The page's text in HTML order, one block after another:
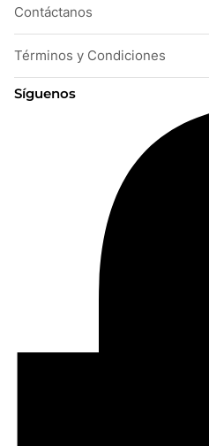
Contáctanos
Términos y Condiciones
Síguenos